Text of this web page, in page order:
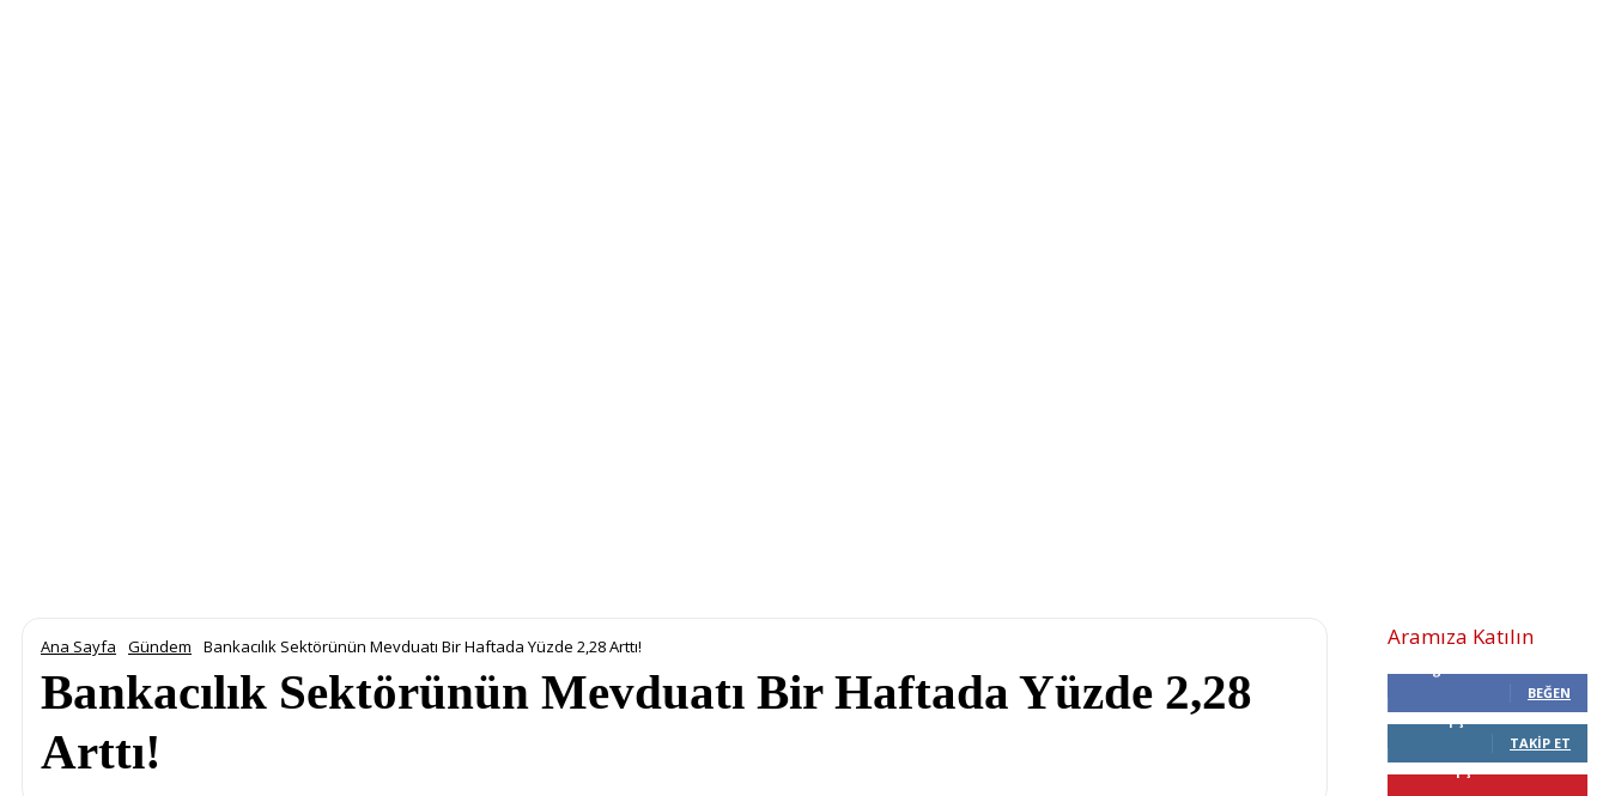
Ana Sayfa Gündem Bankacılık Sektörünün Mevduatı Bir Haftada Yüzde 2,28 Arttı!
Bankacılık Sektörünün Mevduatı Bir Haftada Yüzde 2,28
Arttı!
Aramıza Katılın
BEĞEN
TAKIP ET